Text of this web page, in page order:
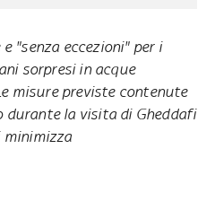
"senza eccezioni" per i
sorpresi in acque
misure previste contenute
la visita di Gheddafi